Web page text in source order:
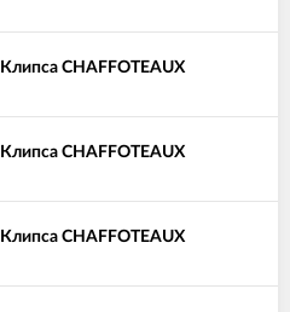
Клипса CHAFFOTEAUX
Клипса CHAFFOTEAUX
Клипса CHAFFOTEAUX